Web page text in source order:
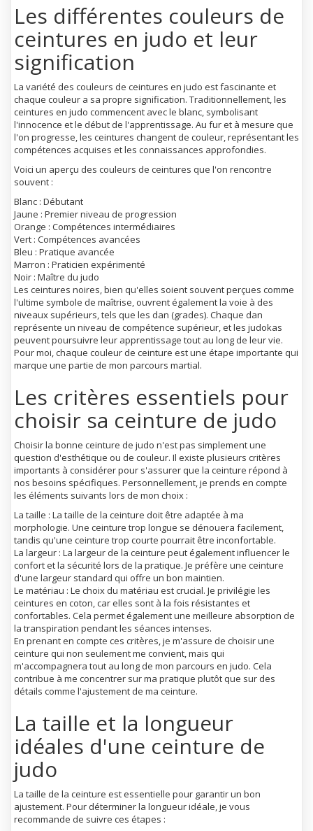
Les différentes couleurs de
ceintures en judo et leur
signification
La variété des couleurs de ceintures en judo est fascinante et
chaque couleur a sa propre signification. Traditionnellement, les
ceintures en judo commencent avec le blanc, symbolisant
l'innocence et le début de l'apprentissage. Au fur et à mesure que
l'on progresse, les ceintures changent de couleur, représentant les
compétences acquises et les connaissances approfondies.
Voici un aperçu des couleurs de ceintures que l'on rencontre
souvent :
Blanc : Débutant
Jaune : Premier niveau de progression
Orange : Compétences intermédiaires
Vert : Compétences avancées
Bleu : Pratique avancée
Marron : Praticien expérimenté
Noir : Maître du judo
Les ceintures noires, bien qu'elles soient souvent perçues comme
l'ultime symbole de maîtrise, ouvrent également la voie à des
niveaux supérieurs, tels que les dan (grades). Chaque dan
représente un niveau de compétence supérieur, et les judokas
peuvent poursuivre leur apprentissage tout au long de leur vie.
Pour moi, chaque couleur de ceinture est une étape importante qui
marque une partie de mon parcours martial.
Les critères essentiels pour
choisir sa ceinture de judo
Choisir la bonne ceinture de judo n'est pas simplement une
question d'esthétique ou de couleur. Il existe plusieurs critères
importants à considérer pour s'assurer que la ceinture répond à
nos besoins spécifiques. Personnellement, je prends en compte
les éléments suivants lors de mon choix :
La taille : La taille de la ceinture doit être adaptée à ma
morphologie. Une ceinture trop longue se dénouera facilement,
tandis qu'une ceinture trop courte pourrait être inconfortable.
La largeur : La largeur de la ceinture peut également influencer le
confort et la sécurité lors de la pratique. Je préfère une ceinture
d'une largeur standard qui offre un bon maintien.
Le matériau : Le choix du matériau est crucial. Je privilégie les
ceintures en coton, car elles sont à la fois résistantes et
confortables. Cela permet également une meilleure absorption de
la transpiration pendant les séances intenses.
En prenant en compte ces critères, je m'assure de choisir une
ceinture qui non seulement me convient, mais qui
m'accompagnera tout au long de mon parcours en judo. Cela
contribue à me concentrer sur ma pratique plutôt que sur des
détails comme l'ajustement de ma ceinture.
La taille et la longueur
idéales d'une ceinture de
judo
La taille de la ceinture est essentielle pour garantir un bon
ajustement. Pour déterminer la longueur idéale, je vous
recommande de suivre ces étapes :